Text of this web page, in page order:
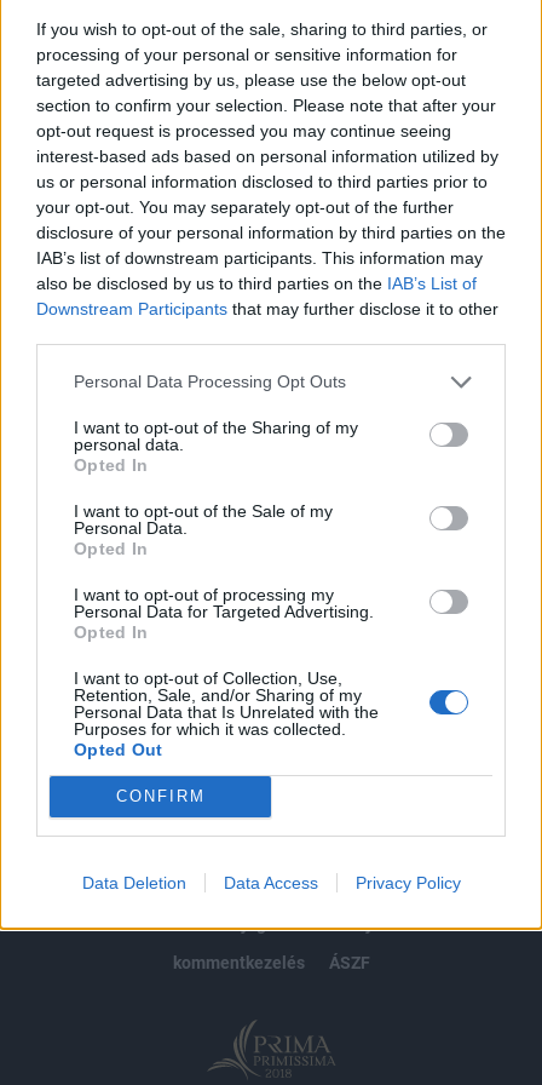
If you wish to opt-out of the sale, sharing to third parties, or
processing of your personal or sensitive information for
targeted advertising by us, please use the below opt-out
section to confirm your selection. Please note that after your
opt-out request is processed you may continue seeing
interest-based ads based on personal information utilized by
us or personal information disclosed to third parties prior to
your opt-out. You may separately opt-out of the further
disclosure of your personal information by third parties on the
IAB’s list of downstream participants. This information may
also be disclosed by us to third parties on the IAB’s List of
Downstream Participants that may further disclose it to other
Personal Data Processing Opt Outs
I want to opt-out of the Sharing of my
personal data.
Opted In
I want to opt-out of the Sale of my
Personal Data.
Opted In
I want to opt-out of processing my
Personal Data for Targeted Advertising.
Opted In
I want to opt-out of Collection, Use,
Retention, Sale, and/or Sharing of my
Personal Data that Is Unrelated with the
Purposes for which it was collected.
Opted Out
CONFIRM
Data Deletion Data Access Privacy Policy
hordós korlátozásáról, ugyanakkor ezt a kartelen kívül álló
országok hasonló lépésétől tették függővé. Az OPEC
500,000 hordós napi exportkotlátozást kért a külső
kőolajtermelőktől, mely többnyire meg is valósult a
vállalások szintjén. Az OPEC tagországai együttesen
jellemzően 500-600 ezer hordóval lépték...
KEDVES OLVASÓNK!
A keresett cikk a portfolio.hu hírarchívumához
tartozik, melynek olvasása előfizetéses
regisztrációhoz kötött.
Az előfizetés a következőket tartalmazza:
Portfolio.hu teljes cikkarchívum
Kötéslisták: BÉT elmúlt 2 év napon belüli
kötéslistái
impresszum
jogi nyilatkozat
süti beállítások
adatvédelem
szerzői jogok médiaajánlat
karrier
kommentkezelés
ÁSZF